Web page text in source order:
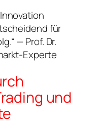
für
—Prof. Dr.
Experte
und